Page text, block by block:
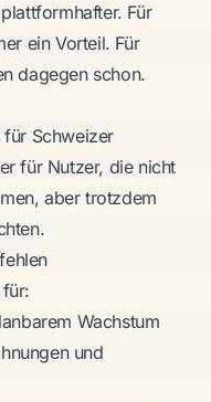
Für
ein Vorteil. Für
dagegen schon.
für Schweizer
für Nutzer, die nicht
aber trotzdem
Wachstum
und